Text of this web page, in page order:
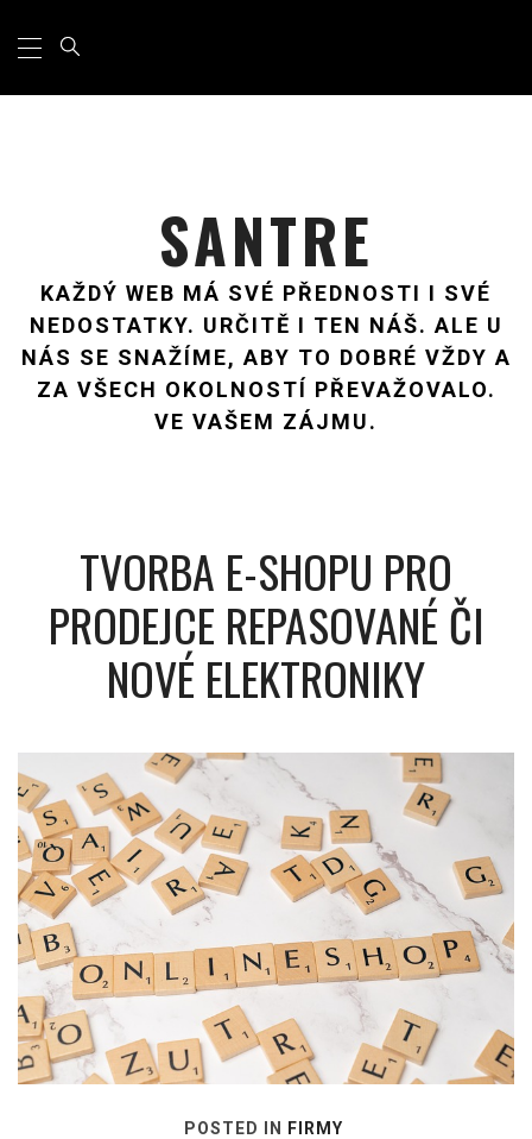
Menu
SANTRE
KAŽDÝ WEB MÁ SVÉ PŘEDNOSTI I SVÉ
NEDOSTATKY. URČITĚ I TEN NÁŠ. ALE U
NÁS SE SNAŽÍME, ABY TO DOBRÉ VŽDY A
ZA VŠECH OKOLNOSTÍ PŘEVAŽOVALO.
VE VAŠEM ZÁJMU.
TVORBA E-SHOPU PRO
PRODEJCE REPASOVANÉ ČI
NOVÉ ELEKTRONIKY
POSTED IN FIRMY